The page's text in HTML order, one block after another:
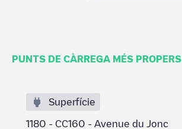
PUNTS DE CÀRREGA MÉS PROPERS
Superfície
1180 - CC160 - Avenue du Jonc